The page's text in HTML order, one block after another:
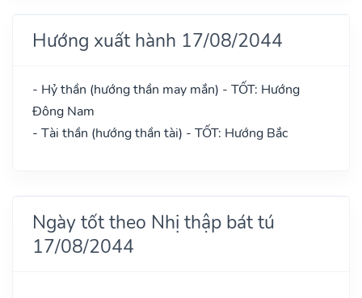
Hướng xuất hành 17/08/2044
- Hỷ thần (hướng thần may mắn) - TỐT: Hướng
Đông Nam
- Tài thần (hướng thần tài) - TỐT: Hướng Bắc
Ngày tốt theo Nhị thập bát tú
17/08/2044